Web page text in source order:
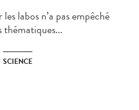
labos n’a pas empêché
thématiques...
SCIENCE